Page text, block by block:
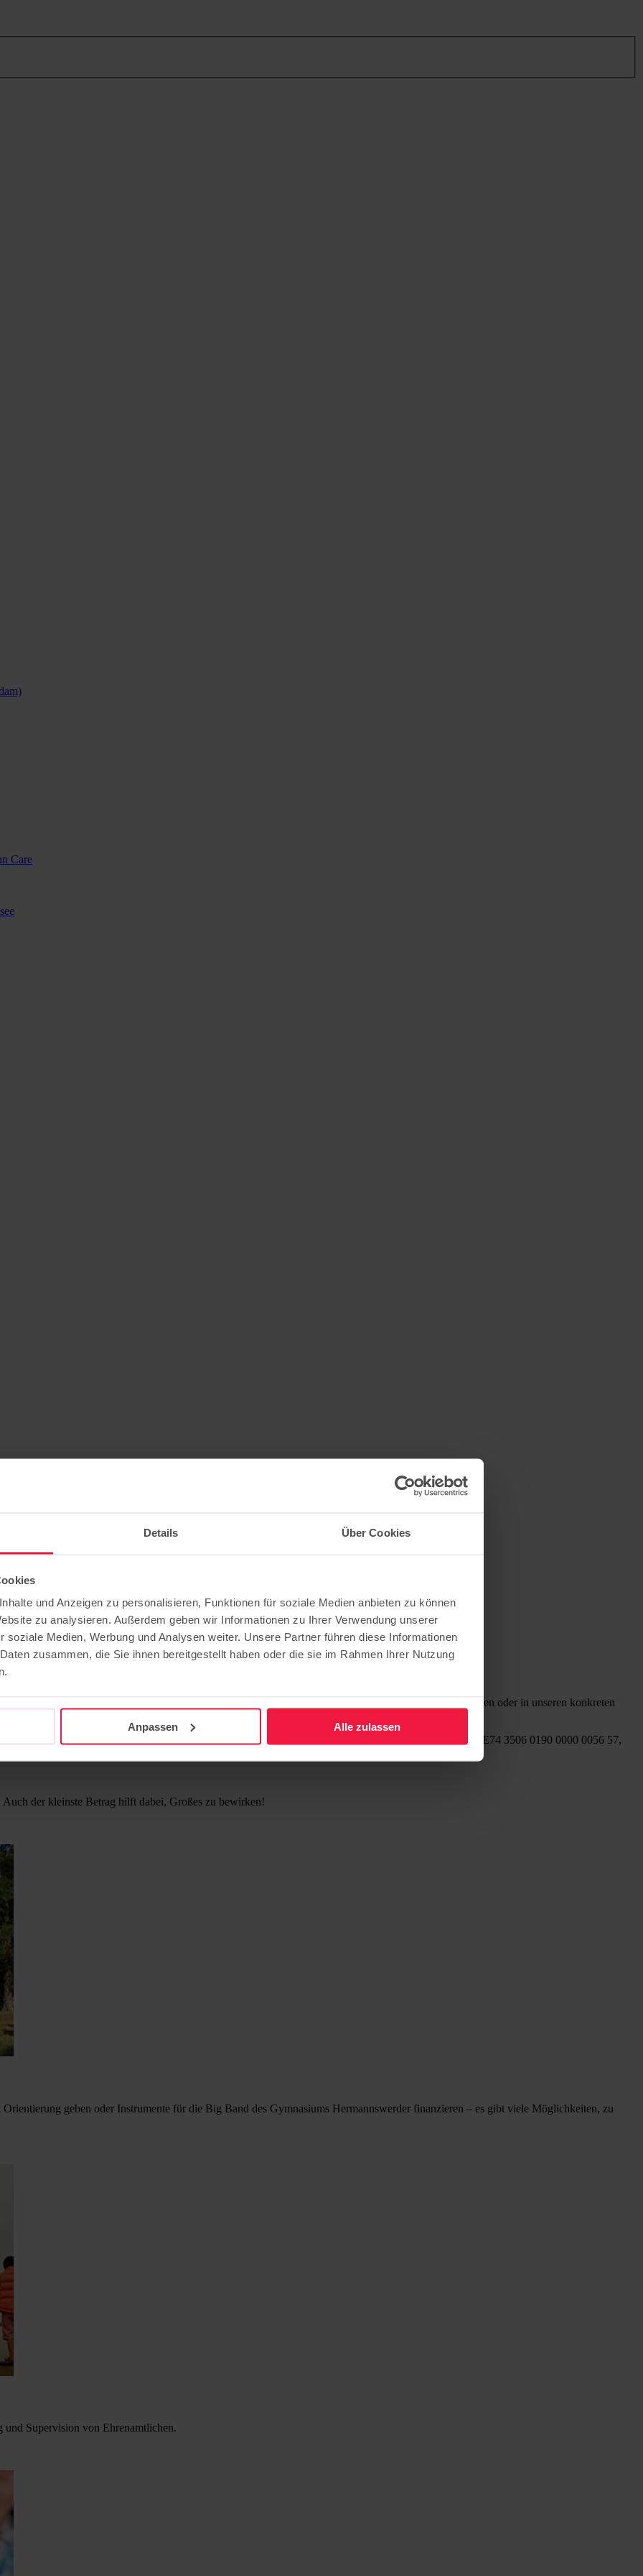
Details Über Cookies
und Anzeigen zu personalisieren, Funktionen für soziale Medien anbieten zu können
zu analysieren. Außerdem geben wir Informationen zu Ihrer Verwendung unserer
soziale Medien, Werbung und Analysen weiter. Unsere Partner führen diese Informationen
zusammen, die Sie ihnen bereitgestellt haben oder die sie im Rahmen Ihrer Nutzung
Anpassen Alle zulassen
Care
Gebäude-Ensembles und der Natur auf der Insel Hermannswerder. Ob Sie uns hierbei unterstützen oder in unseren konkreten
zugute, die Ihnen am Herzen liegt. Sie können dazu unser Spendenkonto bei der KD-Bank eG, IBAN DE74 3506 0190 0000 0056 57,
wenn Sie dabei Ihren Namen, Vornamen und die vollständige Adresse angeben!
der kleinste Betrag hilft dabei, Großes zu bewirken!
geben oder Instrumente für die Big Band des Gymnasiums Hermannswerder finanzieren – es gibt viele Möglichkeiten, zu
Supervision von Ehrenamtlichen.